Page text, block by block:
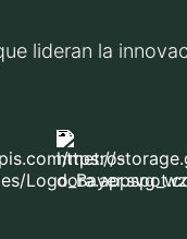
lideran la